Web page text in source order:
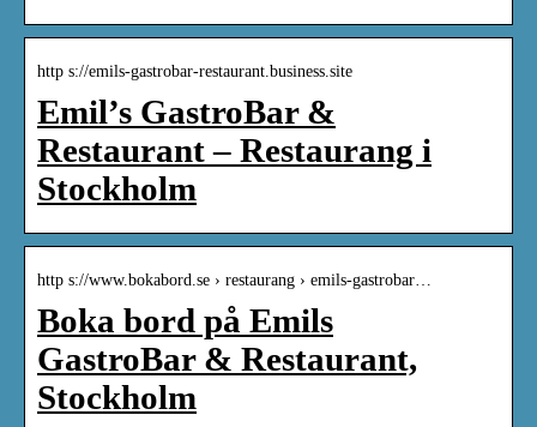
http s://emils-gastrobar-restaurant.business.site
Emil’s GastroBar &
Restaurant – Restaurang i
Stockholm
http s://www.bokabord.se › restaurang › emils-gastrobar…
Boka bord på Emils
GastroBar & Restaurant,
Stockholm